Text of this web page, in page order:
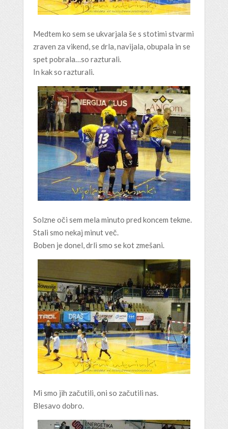
Medtem ko sem se ukvarjala še s stotimi stvarmi
zraven za vikend, se drla, navijala, obupala in se
spet pobrala…so razturali.
In kak so razturali.
Solzne oči sem mela minuto pred koncem tekme.
Stali smo nekaj minut več.
Boben je donel, drli smo se kot zmešani.
Mi smo jih začutili, oni so začutili nas.
Blesavo dobro.